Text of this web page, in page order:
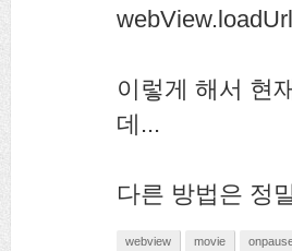
이렇게 해서 현
데...
다른 방법은 정
webview movie